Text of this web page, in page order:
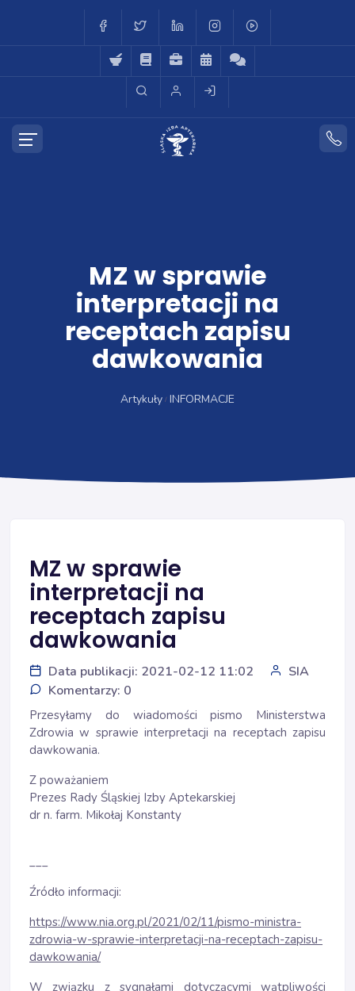
MZ w sprawie
interpretacji na
receptach zapisu
dawkowania
Artykuły INFORMACJE
MZ w sprawie
interpretacji na
receptach zapisu
dawkowania
Data publikacji: 2021-02-12 11:02
SIA
Komentarzy: 0
Przesyłamy do wiadomości pismo Ministerstwa
Zdrowia w sprawie interpretacji na receptach zapisu
dawkowania.
Z poważaniem
Prezes Rady Śląskiej Izby Aptekarskiej
dr n. farm. Mikołaj Konstanty
___
Źródło informacji:
https://www.nia.org.pl/2021/02/11/pismo-ministra-
zdrowia-w-sprawie-interpretacji-na-receptach-zapisu-
dawkowania/
W związku z sygnałami dotyczącymi wątpliwości